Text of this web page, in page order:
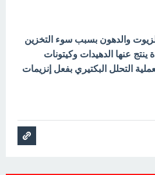
والدهون بسبب سوء التخزين
عنها الدهيدات وكيتونات
التحلل البكتيري بفعل إنزيمات